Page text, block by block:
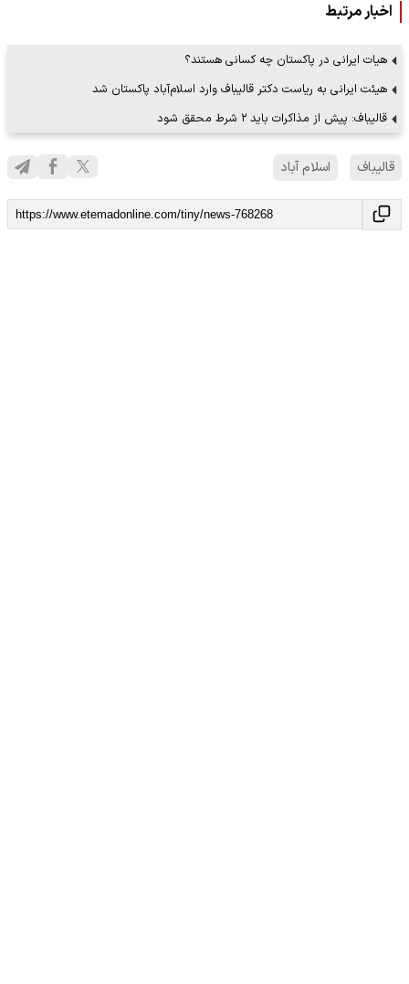
اخبار مرتبط
هیات ایرانی در پاکستان چه کسانی هستند؟
هیئت ایرانی به ریاست دکتر قالیباف وارد اسلام‌آباد پاکستان شد
قالیباف: پیش از مذاکرات باید ۲ شرط محقق شود
قالیباف اسلام آباد